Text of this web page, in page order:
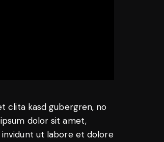
clita kasd gubergren, no
dolor sit amet,
ut labore et dolore